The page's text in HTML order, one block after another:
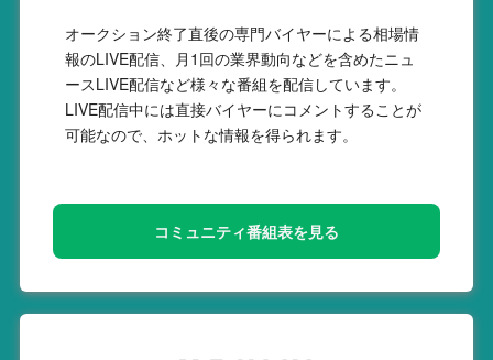
オークション終了直後の専門バイヤーによる相場情
報のLIVE配信、月1回の業界動向などを含めたニュ
ースLIVE配信など様々な番組を配信しています。
LIVE配信中には直接バイヤーにコメントすることが
可能なので、ホットな情報を得られます。
コミュニティ番組表を見る